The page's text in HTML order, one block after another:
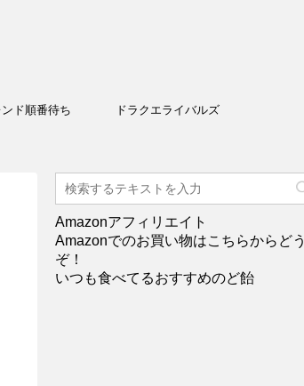
ド順番待ち ドラクエライバルズ
Amazonアフィリエイト
Amazonでのお買い物はこちらからどう
ぞ！
いつも食べてるおすすめのど飴